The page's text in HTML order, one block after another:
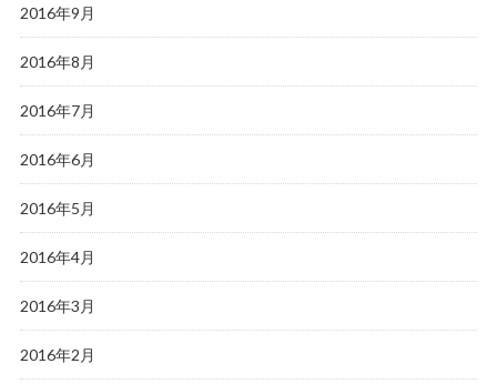
2016年9月
2016年8月
2016年7月
2016年6月
2016年5月
2016年4月
2016年3月
2016年2月